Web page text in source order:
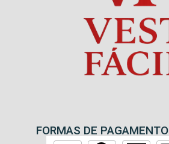
FORMAS DE PAGAMENTO